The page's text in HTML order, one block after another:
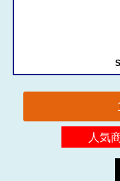
人気